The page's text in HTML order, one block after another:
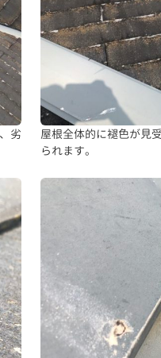
劣
屋根全体的に褪色が見
られます。